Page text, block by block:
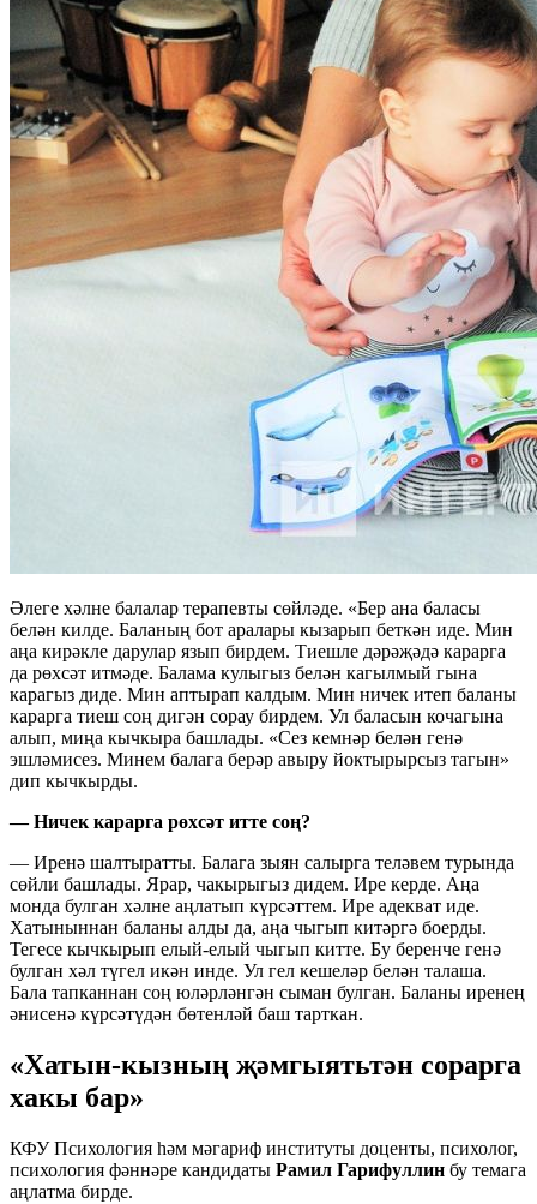
Әлеге хәлне балалар терапевты сөйләде. «Бер ана баласы
белән килде. Баланың бот аралары кызарып беткән иде. Мин
аңа кирәкле дарулар язып бирдем. Тиешле дәрәҗәдә карарга
да рөхсәт итмәде. Балама кулыгыз белән кагылмый гына
карагыз диде. Мин аптырап калдым. Мин ничек итеп баланы
карарга тиеш соң дигән сорау бирдем. Ул баласын кочагына
алып, миңа кычкыра башлады. «Сез кемнәр белән генә
эшләмисез. Минем балага берәр авыру йоктырырсыз тагын»
дип кычкырды.
— Ничек карарга рөхсәт итте соң?
— Иренә шалтыратты. Балага зыян салырга теләвем турында
сөйли башлады. Ярар, чакырыгыз дидем. Ире керде. Аңа
монда булган хәлне аңлатып күрсәттем. Ире адекват иде.
Хатыныннан баланы алды да, аңа чыгып китәргә боерды.
Тегесе кычкырып елый-елый чыгып китте. Бу беренче генә
булган хәл түгел икән инде. Ул гел кешеләр белән талаша.
Бала тапканнан соң юләрләнгән сыман булган. Баланы иренең
әнисенә күрсәтүдән бөтенләй баш тарткан.
«Хатын-кызның җәмгыятьтән сорарга
хакы бар»
КФУ Психология һәм мәгариф институты доценты, психолог,
психология фәннәре кандидаты Рамил Гарифуллин бу темага
аңлатма бирде.